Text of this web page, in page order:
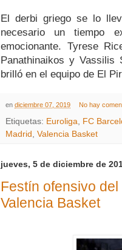
El derbi griego se lo
necesario un tiempo
emocionante. Tyrese
Panathinaikos y
brilló en el equipo de El
en diciembre 07, 2019 No hay
Etiquetas: Euroliga FC
Madrid Valencia Basket
jueves, 5 de diciembre de
Festín ofensivo
Valencia Basket